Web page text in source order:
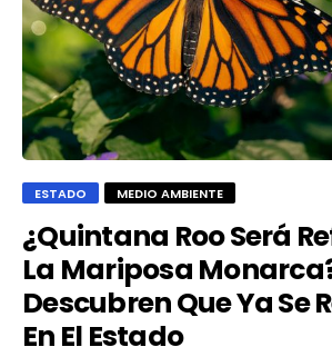
ESTADO MEDIO AMBIENTE
¿Quintana Roo Será
La Mariposa
Descubren Que Ya Se
En El Estado